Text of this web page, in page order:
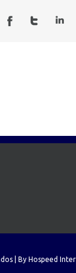
| By Hospeed